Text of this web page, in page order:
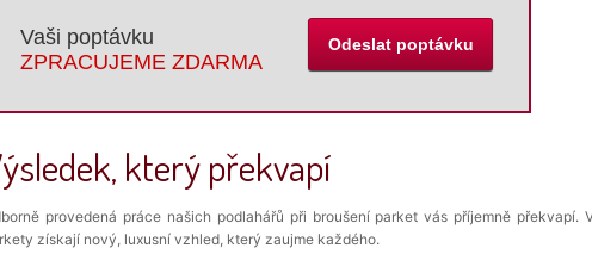
Vaši poptávku
ZPRACUJEME ZDARMA
který překvapí
provedená práce našich podlahářů při broušení parket vás příjemně překvapí.
získají nový, luxusní vzhled, který zaujme každého.